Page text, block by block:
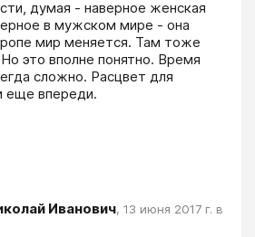
думая - наверное женская
в мужском мире - она
мир меняется. Там тоже
это вполне понятно. Время
сложно. Расцвет для
еще впереди.
Иванович, 13 июня 2017 г. в